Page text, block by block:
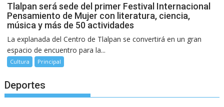
Tlalpan será sede del primer Festival Internacional
Pensamiento de Mujer con literatura, ciencia,
música y más de 50 actividades
La explanada del Centro de Tlalpan se convertirá en un gran
espacio de encuentro para la...
Cultura Principal
Deportes